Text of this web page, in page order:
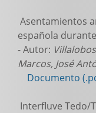
Asentamientos
española
- Autor:
Marcos, José
Documento
Interfluve Tedo/